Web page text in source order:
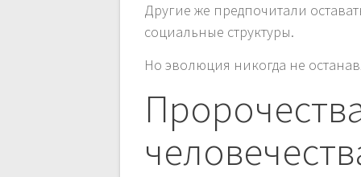
Другие же предпочитали
социальные структуры.
Но эволюция никогда не